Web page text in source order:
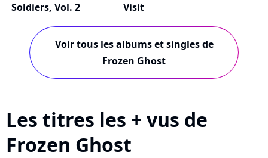
Soldiers, Vol. 2
Visit
Voir tous les albums et singles de
Frozen Ghost
Les titres les + vus de
Frozen Ghost